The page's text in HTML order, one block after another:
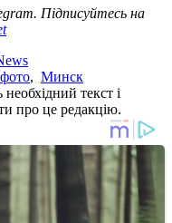
Підписуйтесь на
фото, Минск
текст і
про це редакцію.